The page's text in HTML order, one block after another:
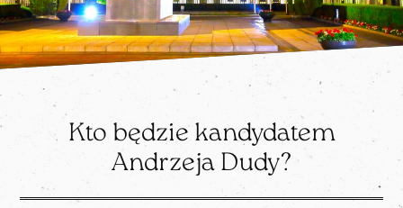
Kto będzie kandydatem
Andrzeja Dudy?